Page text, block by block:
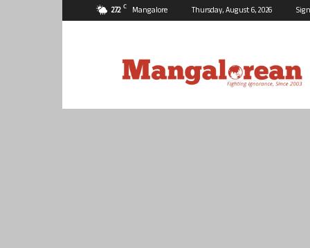
27.2 C Mangalore Thursday, August 6, 2026